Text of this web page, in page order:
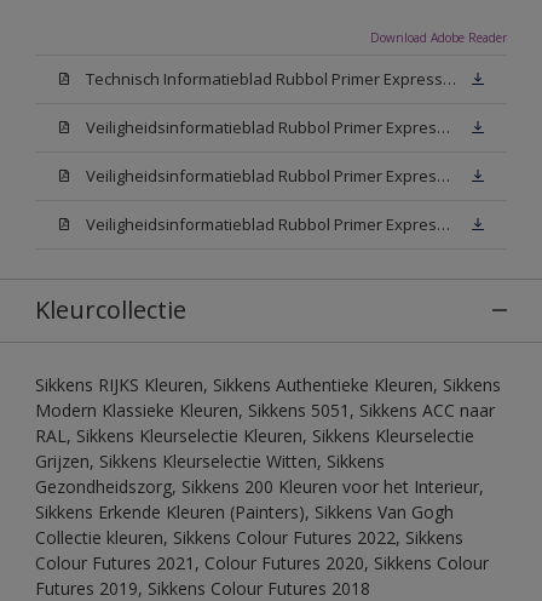
Download Adobe Reader
Technisch Informatieblad Rubbol Primer Express (PDF)
Veiligheidsinformatieblad Rubbol Primer Express White (MSDS)
Veiligheidsinformatieblad Rubbol Primer Express W05 (MSDS)
Veiligheidsinformatieblad Rubbol Primer Express N00 (MSDS)
Kleurcollectie
Sikkens RIJKS Kleuren, Sikkens Authentieke Kleuren, Sikkens
Modern Klassieke Kleuren, Sikkens 5051, Sikkens ACC naar
RAL, Sikkens Kleurselectie Kleuren, Sikkens Kleurselectie
Grijzen, Sikkens Kleurselectie Witten, Sikkens
Gezondheidszorg, Sikkens 200 Kleuren voor het Interieur,
Sikkens Erkende Kleuren (Painters), Sikkens Van Gogh
Collectie kleuren, Sikkens Colour Futures 2022, Sikkens
Colour Futures 2021, Colour Futures 2020, Sikkens Colour
Futures 2019, Sikkens Colour Futures 2018